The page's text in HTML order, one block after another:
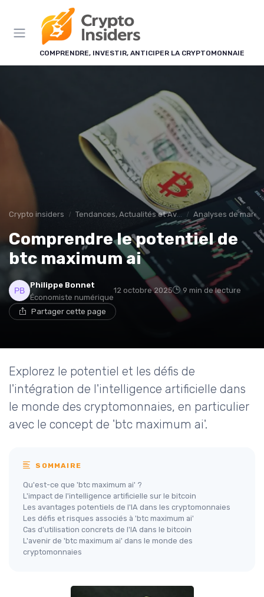
COMPRENDRE, INVESTIR, ANTICIPER LA CRYPTOMONNAIE
Crypto insiders Tendances, Actualités et Avenir Analyses de
Comprendre le potentiel de
btc maximum ai
Philippe Bonnet
Économiste numérique
12 octobre 2025 9 min de lecture
Partager cette page
Explorez le potentiel et les défis de
l'intégration de l'intelligence artificielle dans
le monde des cryptomonnaies, en particulier
avec le concept de 'btc maximum ai'.
SOMMAIRE
Qu'est-ce que 'btc maximum ai' ?
L'impact de l'intelligence artificielle sur le bitcoin
Les avantages potentiels de l'IA dans les cryptomonnaies
Les défis et risques associés à 'btc maximum ai'
Cas d'utilisation concrets de l'IA dans le bitcoin
L'avenir de 'btc maximum ai' dans le monde des
cryptomonnaies
Panneau de gestion des cookies